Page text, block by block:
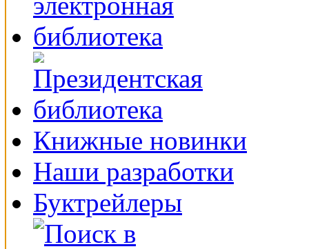
Книжные новинки
Наши разработки
Буктрейлеры